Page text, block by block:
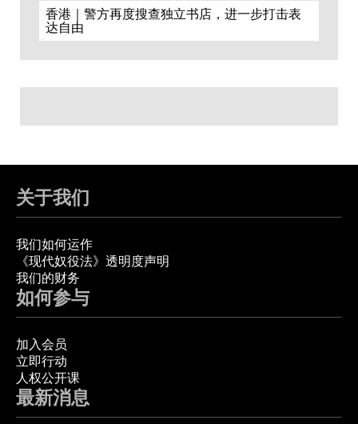
香港｜警方再度搜查独立书店，进一步打击表
达自由
关于我们
我们如何运作
《现代奴役法》透明度声明
我们的财务
如何参与
加入会员
立即行动
人权公开课
最新消息